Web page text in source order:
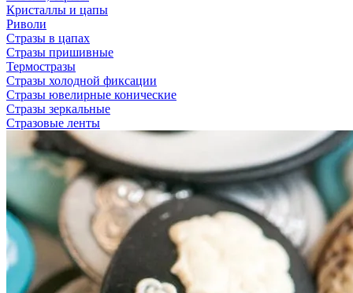
Кристаллы и цапы
Риволи
Стразы в цапах
Стразы пришивные
Термостразы
Стразы холодной фиксации
Стразы ювелирные конические
Стразы зеркальные
Стразовые ленты